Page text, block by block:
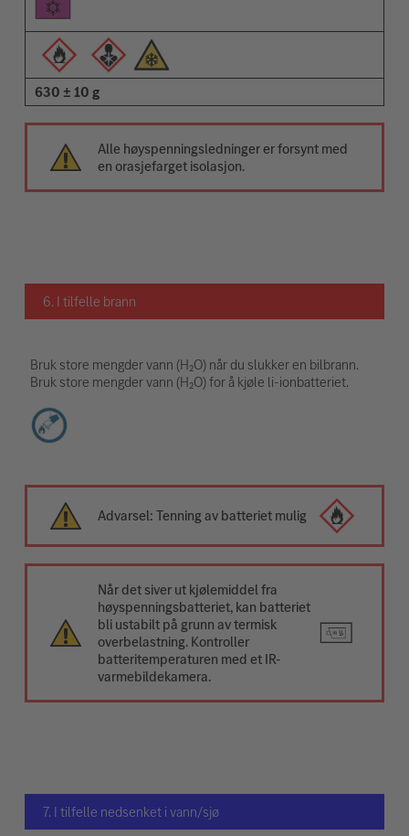
630 ± 10 g
Alle høyspenningsledninger er forsynt med
en orasjefarget isolasjon.
6. I tilfelle brann
Bruk store mengder vann (H₂O) når du slukker en bilbrann.
Bruk store mengder vann (H₂O) for å kjøle li-ionbatteriet.
Advarsel: Tenning av batteriet mulig
Når det siver ut kjølemiddel fra
høyspenningsbatteriet, kan batteriet
bli ustabilt på grunn av termisk
overbelastning. Kontroller
batteritemperaturen med et IR-
varmebildekamera.
7. I tilfelle nedsenket i vann/sjø